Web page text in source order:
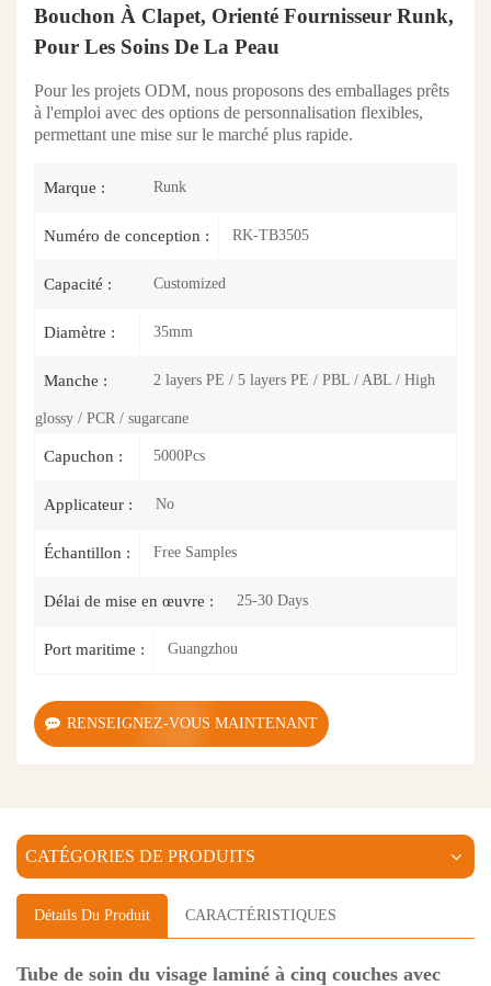
Bouchon À Clapet, Orienté Fournisseur Runk,
Pour Les Soins De La Peau
Pour les projets ODM, nous proposons des emballages prêts
à l'emploi avec des options de personnalisation flexibles,
permettant une mise sur le marché plus rapide.
Marque : Runk
Numéro de conception : RK-TB3505
Capacité : Customized
Diamètre : 35mm
Manche : 2 layers PE / 5 layers PE / PBL / ABL / High
glossy / PCR / sugarcane
Capuchon : 5000Pcs
Applicateur : No
Échantillon : Free Samples
Délai de mise en œuvre : 25-30 Days
Port maritime : Guangzhou
RENSEIGNEZ-VOUS MAINTENANT
CATÉGORIES DE PRODUITS
Détails Du Produit CARACTÉRISTIQUES
Tube de soin du visage laminé à cinq couches avec